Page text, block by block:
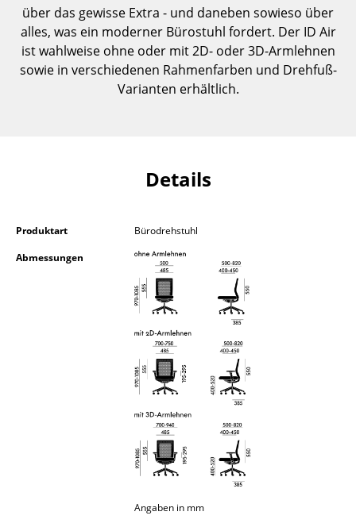
... alle Aufbewahrungsmöbel
Licht
Hängeleuchten & Deckenleuchten
Stehleuchten & Leseleuchten
Outdoor-Leuchten
über das gewisse Extra - und daneben sowieso über
alles, was ein moderner Bürostuhl fordert. Der ID Air
ist wahlweise ohne oder mit 2D- oder 3D-Armlehnen
sowie in verschiedenen Rahmenfarben und Drehfuß-
Varianten erhältlich.
Details
Produktart
Bürodrehstuhl
Abmessungen
Angaben in mm